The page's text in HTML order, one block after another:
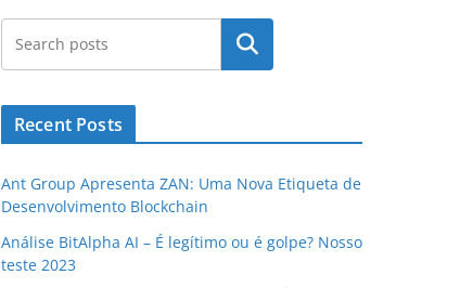
Pesquisar
Recent Posts
Ant Group Apresenta ZAN: Uma Nova Etiqueta de
Desenvolvimento Blockchain
Análise BitAlpha AI – É legítimo ou é golpe? Nosso
teste 2023